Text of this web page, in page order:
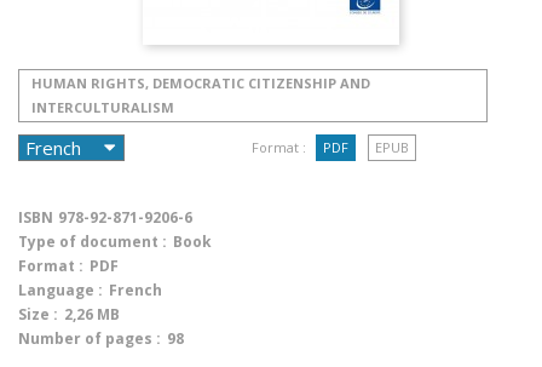
HUMAN RIGHTS, DEMOCRATIC CITIZENSHIP AND
INTERCULTURALISM
Format : PDF EPUB
ISBN 978-92-871-9206-6
Type of document : Book
Format : PDF
Language : French
Size : 2,26 MB
Number of pages : 98